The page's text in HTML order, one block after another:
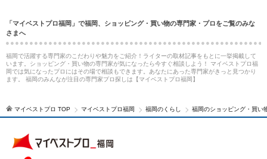
「マイベストプロ福岡」で福岡、ショッピング・買い物の専門家・プロをご覧のみな
さまへ
福岡で活躍する専門家のこだわりや魅力をご紹介！ライターの取材記事をもとに一挙掲載して
います。ショッピング・買い物の専門家が気になったら今すぐ相談しよう！ マイベストプロ福
岡では気になったプロにはその場で相談もできます。あなたにあった専門家がきっと見つかり
ます。 福岡のみんなが注目の専門家プロ探しは【マイベストプロ福岡】
マイベストプロ TOP マイベストプロ福岡 福岡のくらし 福岡のショッピング・買い